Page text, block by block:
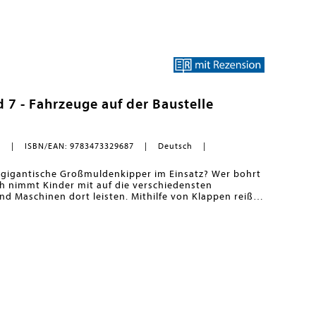
liebevolle Umsetzung und die qualitativ
7 - Fahrzeuge auf der Baustelle
ISBN/EAN: 9783473329687
Deutsch
Großmuldenkipper im Einsatz? Wer bohrt
nimmt Kinder mit auf die verschiedensten
Maschinen dort leisten. Mithilfe von Klappen reißt
Blick in das Innenleben eines Asphaltfertigers
Buch für Kinder, die alles über Bagger, Kran und
kommen viele Fragen auf. Warum sind die
in der Nacht? Wozu brauchen wir das Blut? Die
gibt Kindern Antworten auf Augenhöhe.
aus der Alltags- und Interessenswelt der Kinder